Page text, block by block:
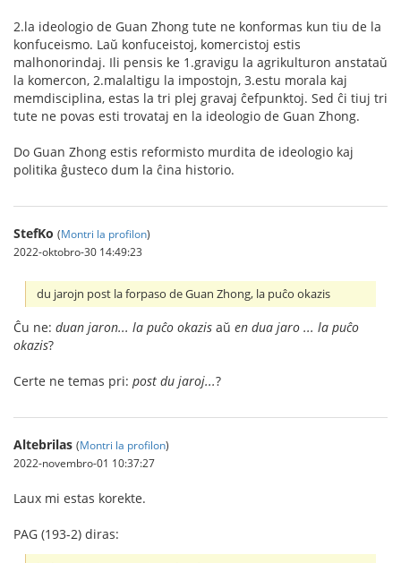
2.la ideologio de Guan Zhong tute ne konformas kun tiu de la
konfuceismo. Laŭ konfuceistoj, komercistoj estis
malhonorindaj. Ili pensis ke 1.gravigu la agrikulturon anstataŭ
la komercon, 2.malaltigu la impostojn, 3.estu morala kaj
memdisciplina, estas la tri plej gravaj ĉefpunktoj. Sed ĉi tiuj tri
tute ne povas esti trovataj en la ideologio de Guan Zhong.
Do Guan Zhong estis reformisto murdita de ideologio kaj
politika ĝusteco dum la ĉina historio.
StefKo (Montri la profilon)
2022-oktobro-30 14:49:23
du jarojn post la forpaso de Guan Zhong, la puĉo okazis
Ĉu ne: duan jaron... la puĉo okazis aŭ en dua jaro ... la puĉo
okazis?
Certe ne temas pri: post du jaroj...?
Altebrilas (Montri la profilon)
2022-novembro-01 10:37:27
Laux mi estas korekte.
PAG (193-2) diras: